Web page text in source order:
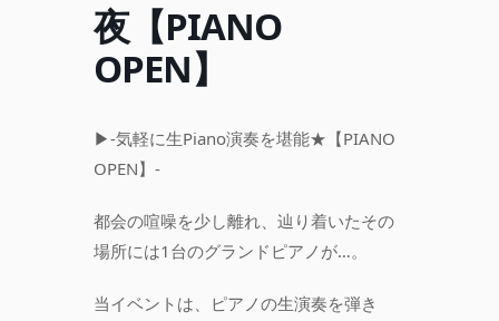
夜【PIANO
OPEN】
▶-気軽に生Piano演奏を堪能★【PIANO
OPEN】-
都会の喧噪を少し離れ、辿り着いたその
場所には1台のグランドピアノが…。
当イベントは、ピアノの生演奏を弾き